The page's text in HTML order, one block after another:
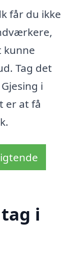
får du ikke
kunne
Tag det
i
er at få
i